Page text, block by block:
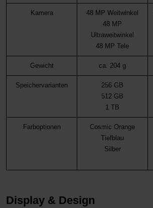
Kamera
48 MP Weitwinkel
48 MP
Ultraweitwinkel
48 MP Tele
Gewicht ca. 204 g
Speichervarianten
256 GB
512 GB
1 TB
Farboptionen
Cosmic Orange
Tiefblau
Silber
Display & Design